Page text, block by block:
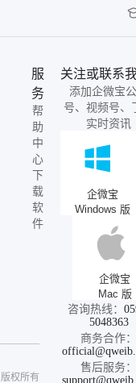
服
务
帮
助
中
心
下
载
软
件
关注或联系
添加企微宝
号、视频号、
实时资讯
企微宝
Windows 版
企微宝
Mac 版
咨询热线：
5048363
商务合作：
售后服务：
版权所有